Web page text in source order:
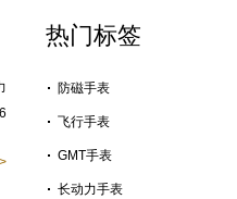
热门标签
防磁手表
飞行手表
GMT手表
长动力手表